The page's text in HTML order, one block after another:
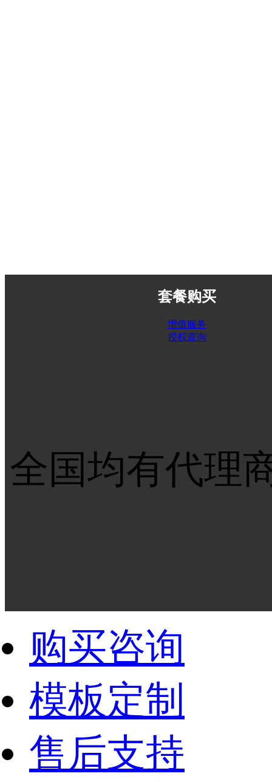
套餐购买
增值服务
授权查询
全国均有代理
购买咨询
模板定制
售后支持